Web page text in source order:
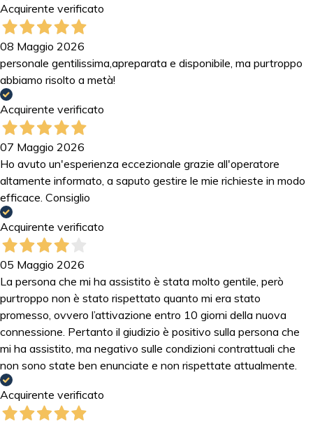
Acquirente verificato
08 Maggio 2026
personale gentilissima,apreparata e disponibile, ma purtroppo
abbiamo risolto a metà!
Acquirente verificato
07 Maggio 2026
Ho avuto un'esperienza eccezionale grazie all'operatore
altamente informato, a saputo gestire le mie richieste in modo
efficace. Consiglio
Acquirente verificato
05 Maggio 2026
La persona che mi ha assistito è stata molto gentile, però
purtroppo non è stato rispettato quanto mi era stato
promesso, ovvero l’attivazione entro 10 giorni della nuova
connessione. Pertanto il giudizio è positivo sulla persona che
mi ha assistito, ma negativo sulle condizioni contrattuali che
non sono state ben enunciate e non rispettate attualmente.
Acquirente verificato